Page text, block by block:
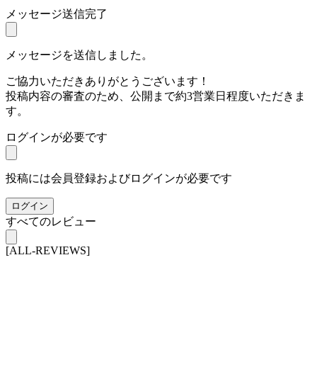
メッセージ送信完了
メッセージを送信しました。
ご協力いただきありがとうございます！
投稿内容の審査のため、公開まで約3営業日程度いただきま
す。
ログインが必要です
投稿には会員登録およびログインが必要です
ログイン
すべてのレビュー
[ALL-REVIEWS]